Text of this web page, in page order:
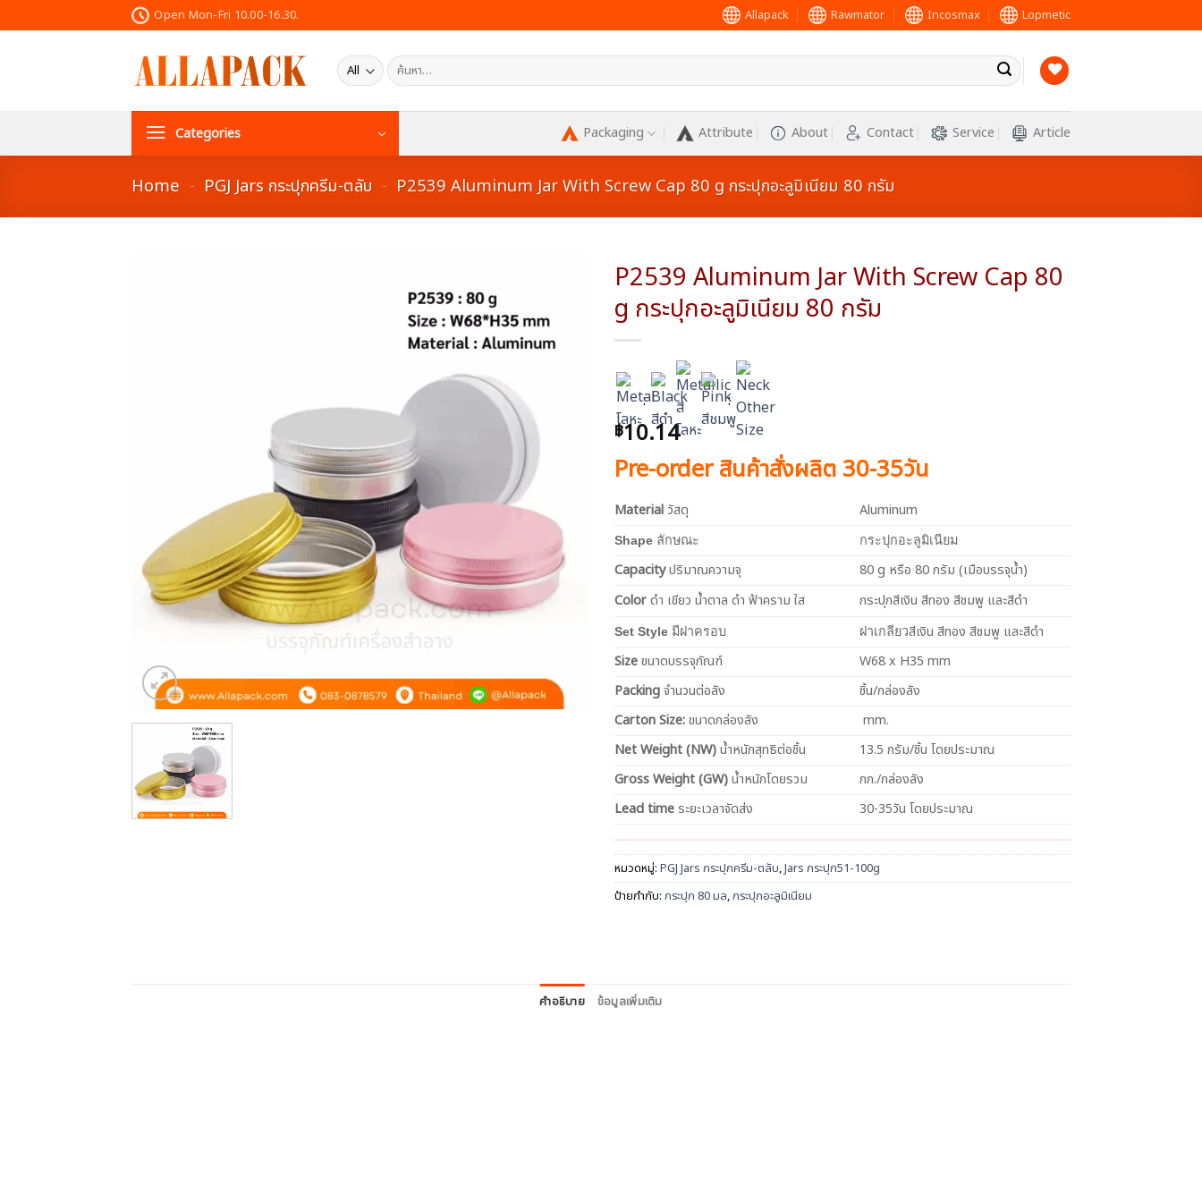
to
Open Mon-Fri 10.00-16.30. Allapack Rawmator Incosmax Lopmetic
ค้นหา:
Categories Packaging Attribute About Contact Service Article
Home - PGJ Jars กระปุกครีม-ตลับ - P2539 Aluminum Jar With Screw Cap 80 g กระปุกอะลูมิเนียม 80 กรัม
Add to
P2539 Aluminum Jar With Screw Cap 80
g กระปุกอะลูมิเนียม 80 กรัม
: :
฿10.14
Pre-order สินค้าสั่งผลิต 30-35วัน
Material วัสดุ Aluminum
Shape ลักษณะ กระปุกอะลูมิเนียม
Capacityปริมาณความจุ
80 g หรือ 80 กรัม (เมือบรรจุน้ำ)
Colorดำ เขียว น้ำตาล ดำ ฟ้าคราม ใส กระปุกสีเงิน สีทอง สีชมพู และสีดำ
Set Style มีฝาครอบ ฝาเกลียวสีเงิน สีทอง สีชมพู และสีดำ
Sizeขนาดบรรจุภัณฑ์
W68 x H35 mm
Packingจำนวนต่อลัง
ชิ้น/กล่องลัง
Carton Size:ขนาดกล่องลัง
mm.
NetWeight (NW)น้ำหนักสุทธิต่อชิ้น
13.5 กรัม/ชิ้น โดยประมาณ
Gross Weight (GW)น้ำหนักโดยรวม
กก./กล่องลัง
Lead time ระยะเวลาจัดส่ง 30-35วัน โดยประมาณ
หมวดหมู่: PGJ Jars กระปุกครีม-ตลับ,Jars กระปุก51-100g
ป้ายกำกับ: กระปุก 80 มล,กระปุกอะลูมิเนียม
คำอธิบาย ข้อมูลเพิ่มเติม